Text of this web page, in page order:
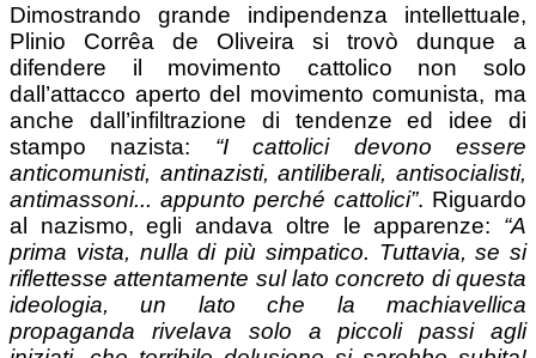
Dimostrando grande indipendenza intellettuale,
Plinio Corrêa de Oliveira si trovò dunque a
difendere il movimento cattolico non solo
dall’attacco aperto del movimento comunista, ma
anche dall’infiltrazione di tendenze ed idee di
stampo nazista: “I cattolici devono essere
anticomunisti, antinazisti, antiliberali, antisocialisti,
antimassoni... appunto perché cattolici”. Riguardo
al nazismo, egli andava oltre le apparenze: “A
prima vista, nulla di più simpatico. Tuttavia, se si
riflettesse attentamente sul lato concreto di questa
ideologia, un lato che la machiavellica
propaganda rivelava solo a piccoli passi agli